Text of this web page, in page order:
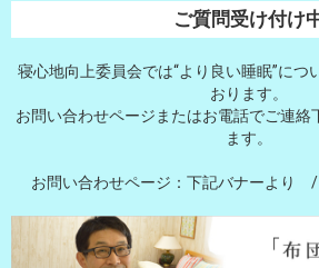
ご質問受け付け
寝心地向上委員会では“より良い睡眠”につ
おります。
お問い合わせページまたはお電話でご連絡
ます。
お問い合わせページ：下記バナーよ